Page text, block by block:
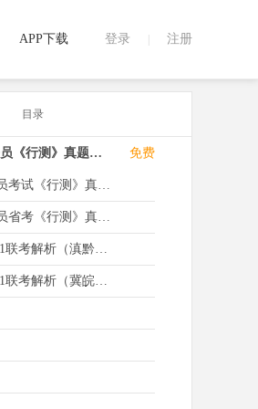
登录 注册
APP下载
目录
2017-2018年公务员《行测》真题视频解析 免费
2018年国家公务员考试《行测》真题解析
2017年地方公务员省考《行测》真题解析
2018年公务员4.21联考解析（滇黔闽琼甘青宁等）
2018年公务员4.21联考解析（冀皖渝蒙黑鄂湘等）